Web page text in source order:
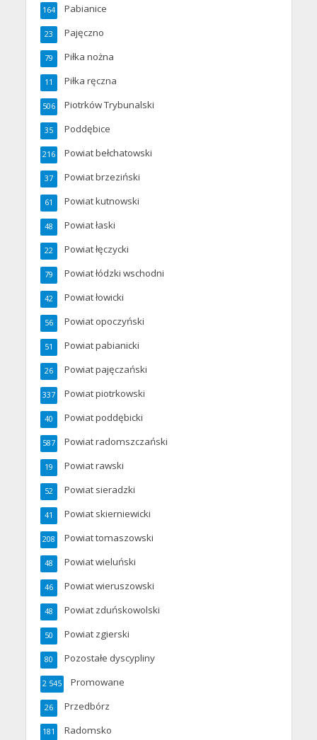
Pabianice
164
Pajęczno
23
Piłka nożna
79
Piłka ręczna
11
Piotrków Trybunalski
506
Poddębice
35
Powiat bełchatowski
216
Powiat brzeziński
37
Powiat kutnowski
61
Powiat łaski
48
Powiat łęczycki
22
Powiat łódzki wschodni
79
Powiat łowicki
42
Powiat opoczyński
56
Powiat pabianicki
51
Powiat pajęczański
26
Powiat piotrkowski
337
Powiat poddębicki
40
Powiat radomszczański
587
Powiat rawski
19
Powiat sieradzki
52
Powiat skierniewicki
41
Powiat tomaszowski
208
Powiat wieluński
48
Powiat wieruszowski
46
Powiat zduńskowolski
48
Powiat zgierski
50
Pozostałe dyscypliny
80
Promowane
2 545
Przedbórz
26
Radomsko
181